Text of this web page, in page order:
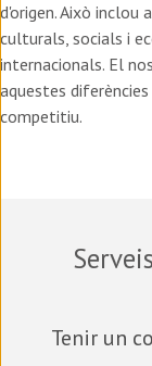
d'origen. Això inclou
culturals, socials i
internacionals. El
aquestes
competitiu.
Tenir un